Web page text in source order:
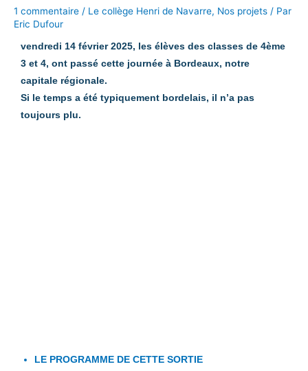
1 commentaire / Le collège Henri de Navarre, Nos projets / Par
Eric Dufour
vendredi 14 février 2025, les élèves des classes de 4ème
3 et 4, ont passé cette journée à Bordeaux, notre
capitale régionale.
Si le temps a été typiquement bordelais, il n’a pas
toujours plu.
LE PROGRAMME DE CETTE SORTIE